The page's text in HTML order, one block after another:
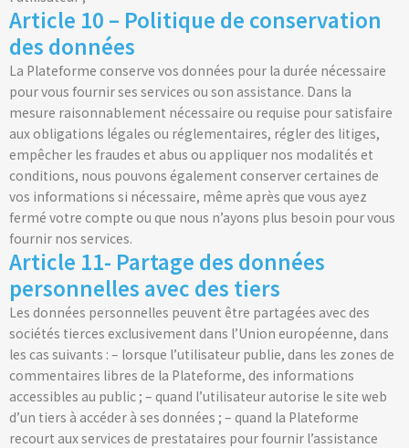
Article 10 – Politique de conservation
des données
La Plateforme conserve vos données pour la durée nécessaire
pour vous fournir ses services ou son assistance. Dans la
mesure raisonnablement nécessaire ou requise pour satisfaire
aux obligations légales ou réglementaires, régler des litiges,
empêcher les fraudes et abus ou appliquer nos modalités et
conditions, nous pouvons également conserver certaines de
vos informations si nécessaire, même après que vous ayez
fermé votre compte ou que nous n’ayons plus besoin pour vous
fournir nos services.
Article 11- Partage des données
personnelles avec des tiers
Les données personnelles peuvent être partagées avec des
sociétés tierces exclusivement dans l’Union européenne, dans
les cas suivants : – lorsque l’utilisateur publie, dans les zones de
commentaires libres de la Plateforme, des informations
accessibles au public ; – quand l’utilisateur autorise le site web
d’un tiers à accéder à ses données ; – quand la Plateforme
recourt aux services de prestataires pour fournir l’assistance